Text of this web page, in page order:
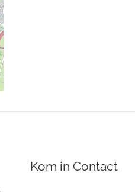
Kom in Contact